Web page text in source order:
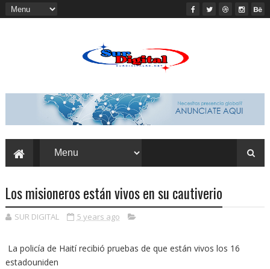
Los misioneros están vivos en su cautiverio
SUR DIGITAL 5 years ago
La policía de Haití recibió pruebas de que están vivos los 16
estadouniden